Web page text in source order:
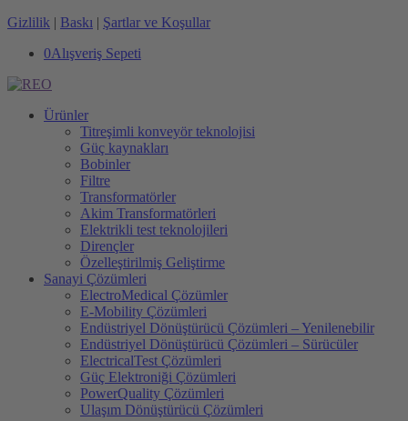
Gizlilik | Baskı | Şartlar ve Koşullar
0Alışveriş Sepeti
Ürünler
Titreşimli konveyör teknolojisi
Güç kaynakları
Bobinler
Filtre
Transformatörler
Akim Transformatörleri
Elektrikli test teknolojileri
Dirençler
Özelleştirilmiş Geliştirme
Sanayi Çözümleri
ElectroMedical Çözümler
E-Mobility Çözümleri
Endüstriyel Dönüştürücü Çözümleri – Yenilenebilir
Endüstriyel Dönüştürücü Çözümleri – Sürücüler
ElectricalTest Çözümleri
Güç Elektroniği Çözümleri
PowerQuality Çözümleri
Ulaşım Dönüştürücü Çözümleri